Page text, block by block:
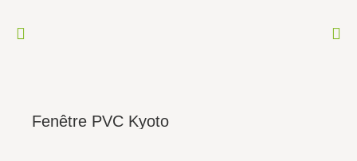
Fenêtre PVC Kyoto